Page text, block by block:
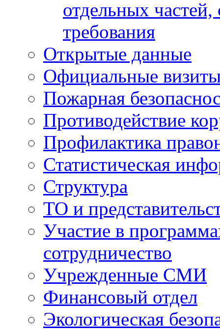
отдельных
требования
Открытые данные
Официальные
Пожарная
Противодействие
Профилактика
Статистическая
Структура
ТО и
Участие в
сотрудничество
Учрежденные СМИ
Финансовый отдел
Экологическая